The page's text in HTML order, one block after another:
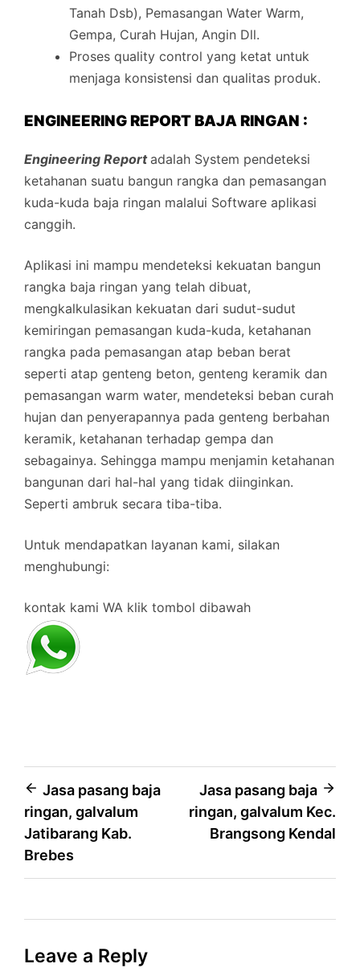
Tanah Dsb), Pemasangan Water Warm,
Gempa, Curah Hujan, Angin Dll.
Proses quality control yang ketat untuk
menjaga konsistensi dan qualitas produk.
ENGINEERING REPORT BAJA RINGAN :
Engineering Reportadalah System pendeteksi
ketahanan suatu bangun rangka dan pemasangan
kuda-kuda baja ringan malalui Software aplikasi
canggih.
Aplikasi ini mampu mendeteksi kekuatan bangun
rangka baja ringan yang telah dibuat,
mengkalkulasikan kekuatan dari sudut-sudut
kemiringan pemasangan kuda-kuda, ketahanan
rangka pada pemasangan atap beban berat
seperti atap genteng beton, genteng keramik dan
pemasangan warm water, mendeteksi beban curah
hujan dan penyerapannya pada genteng berbahan
keramik, ketahanan terhadap gempa dan
sebagainya. Sehingga mampu menjamin ketahanan
bangunan dari hal-hal yang tidak diinginkan.
Seperti ambruk secara tiba-tiba.
Untuk mendapatkan layanan kami, silakan
menghubungi:
kontak kami WA klik tombol dibawah
Post
navigation
Jasa pasang baja
ringan, galvalum
Jatibarang Kab.
Brebes
Jasa pasang baja
ringan, galvalum Kec.
Brangsong Kendal
Leave a Reply